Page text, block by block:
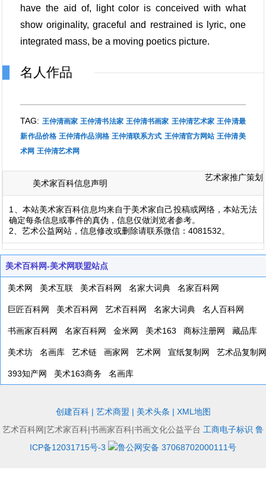
have the aid of, light color is conceived with what
show originality, graceful and restrained is lyric, one
integrated mass, be a moving poetics picture.
名人作品
TAG: 王仲清画家 王仲清书法家 王仲清书画家 王仲清艺术家 王仲清最
新作品价格 王仲清作品润格 王仲清联系方式 王仲清官方网站 王仲清美
术网 王仲清艺术网
美术家百科信息声明
艺术家推广策划
1、本站美术家百科信息均来自于美术家自己投稿或网络，本站无法
确定每条信息或事件的真伪，信息仅做浏览者参考。
2、艺术公益网站，信息修改或删除请联系微信：4081532。
美术百科网-美术网联盟站点
美术网 美术互联 美术百科网 名家大词典 名家百科网
巨匠百科网 美术百科网 艺术百科网 名家大词典 名人百科网
书画家百科网 名家百科网 金米网 美术163 商标注册网 藏品库
美术坊 名画库 艺术链 画家网 艺术网 宣纸复制网 艺术品复制网
393知产网 美术163商务 名画库
创建百科| 艺术商盟 | 美术头条 | XML地图
艺术百科网|艺术家百科|书画家百科|书画文化公益平台 工商电子标识 鲁
ICP备12031715号-3
鲁公网安备 37068702000111号